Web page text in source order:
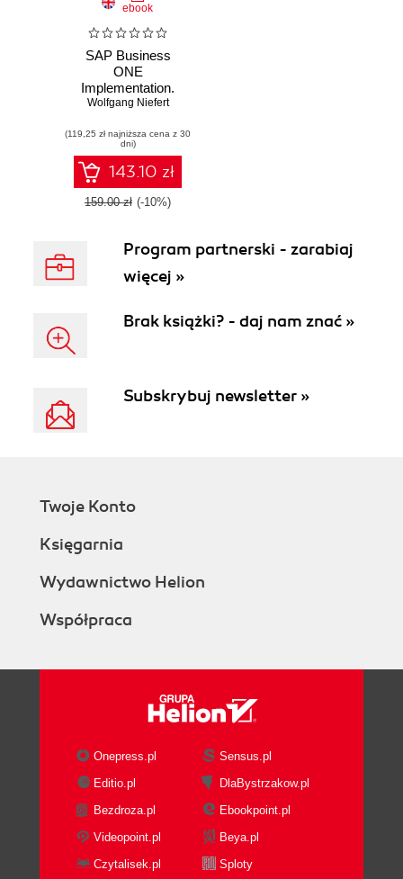
ebook
SAP Business
ONE
Implementation.
Bring the power of
Resource Planning
to your small-
midsize business
with SAP Business
ONE using this
Wolfgang Niefert
(119,25 zł najniższa cena z 30
dni)
143.10 zł
159.00 zł (-10%)
Program partnerski - zarabiaj
więcej »
Brak książki? - daj nam znać »
Subskrybuj newsletter »
Twoje Konto
Księgarnia
Wydawnictwo Helion
Współpraca
Onepress.pl
Sensus.pl
Editio.pl
DlaBystrzakow.pl
Bezdroza.pl
Ebookpoint.pl
Videopoint.pl
Beya.pl
Czytalisek.pl
Sploty